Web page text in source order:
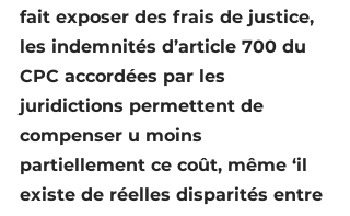
fait exposer des frais de justice,
les indemnités d’article 700 du
CPC accordées par les
juridictions permettent de
compenser u moins
partiellement ce coût, même ‘il
existe de réelles disparités entre